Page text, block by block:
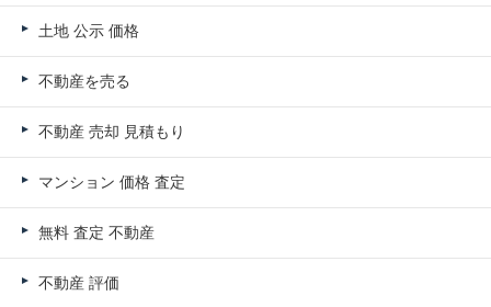
土地 公示 価格
不動産を売る
不動産 売却 見積もり
マンション 価格 査定
無料 査定 不動産
不動産 評価